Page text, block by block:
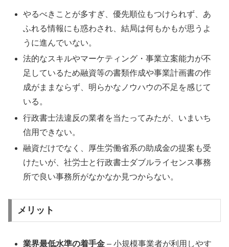
やるべきことが多すぎ、優先順位もつけられず、あ
ふれる情報にも惑わされ、結局は何もかもが思うよ
うに進んでいない。
法的なスキルやマーケティング・事業立案能力が不
足しているため融資等の書類作成や事業計画書の作
成がままならず、明らかなノウハウの不足を感じて
いる。
行政書士法違反の業者を当たってみたが、いまいち
信用できない。
融資だけでなく、厚生労働省系の助成金の提案も受
けたいが、社労士と行政書士ダブルライセンス事務
所で良い事務所がなかなか見つからない。
メリット
業界最低水準の着手金 – 小規模事業者が利用しやす